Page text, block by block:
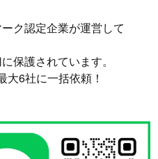
ク認定企業が運営して
保護されています。
大6社に一括依頼！